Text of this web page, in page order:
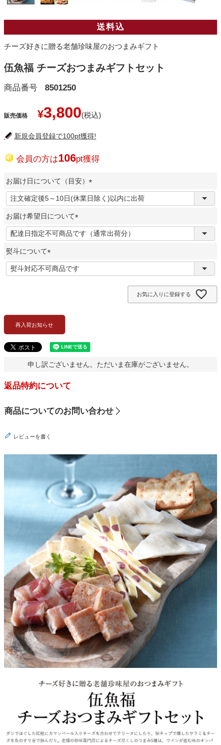
送料込
チーズ好きに贈る老舗珍味屋のおつまみギフト
伍魚福 チーズおつまみギフトセット
商品番号 8501250
販売価格 ¥3,800
新規会員登録で100pt獲得!
会員の方は106pt獲得
お届け日について（目安）
(
必
)
お届け希望日について
(
必
)
熨斗について
(
必
お気に入りに登録する
再入荷お知らせ
申し訳ございません。ただいま在庫がございません。
返品特約について
商品についてのお問い合わせ
レビューを書く